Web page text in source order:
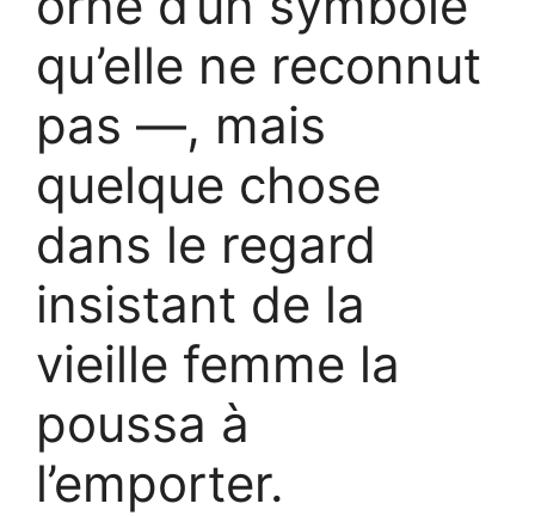
qu’elle ne reconnut
pas —, mais
quelque chose
dans le regard
insistant de la
vieille femme la
poussa à
l’emporter.